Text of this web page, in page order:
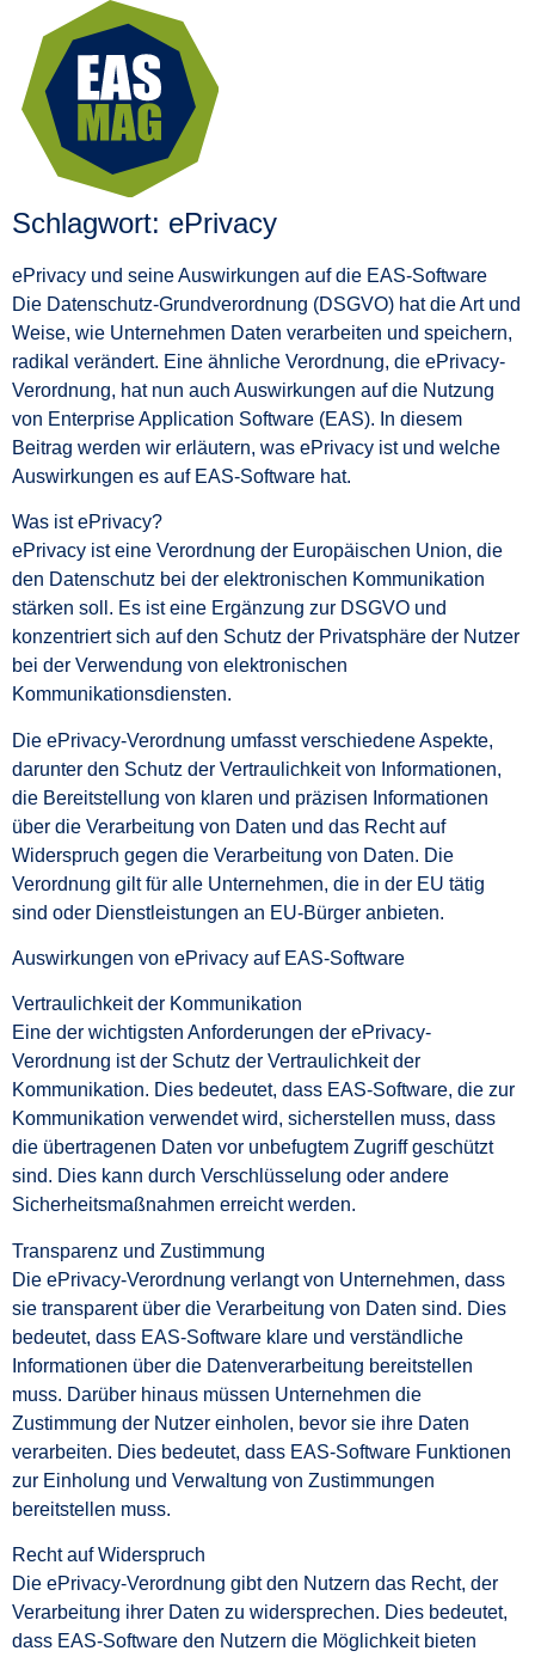
Schlagwort: ePrivacy
ePrivacy und seine Auswirkungen auf die EAS-Software
Die Datenschutz-Grundverordnung (DSGVO) hat die Art und
Weise, wie Unternehmen Daten verarbeiten und speichern,
radikal verändert. Eine ähnliche Verordnung, die ePrivacy-
Verordnung, hat nun auch Auswirkungen auf die Nutzung
von Enterprise Application Software (EAS). In diesem
Beitrag werden wir erläutern, was ePrivacy ist und welche
Auswirkungen es auf EAS-Software hat.
Was ist ePrivacy?
ePrivacy ist eine Verordnung der Europäischen Union, die
den Datenschutz bei der elektronischen Kommunikation
stärken soll. Es ist eine Ergänzung zur DSGVO und
konzentriert sich auf den Schutz der Privatsphäre der Nutzer
bei der Verwendung von elektronischen
Kommunikationsdiensten.
Die ePrivacy-Verordnung umfasst verschiedene Aspekte,
darunter den Schutz der Vertraulichkeit von Informationen,
die Bereitstellung von klaren und präzisen Informationen
über die Verarbeitung von Daten und das Recht auf
Widerspruch gegen die Verarbeitung von Daten. Die
Verordnung gilt für alle Unternehmen, die in der EU tätig
sind oder Dienstleistungen an EU-Bürger anbieten.
Auswirkungen von ePrivacy auf EAS-Software
Vertraulichkeit der Kommunikation
Eine der wichtigsten Anforderungen der ePrivacy-
Verordnung ist der Schutz der Vertraulichkeit der
Kommunikation. Dies bedeutet, dass EAS-Software, die zur
Kommunikation verwendet wird, sicherstellen muss, dass
die übertragenen Daten vor unbefugtem Zugriff geschützt
sind. Dies kann durch Verschlüsselung oder andere
Sicherheitsmaßnahmen erreicht werden.
Transparenz und Zustimmung
Die ePrivacy-Verordnung verlangt von Unternehmen, dass
sie transparent über die Verarbeitung von Daten sind. Dies
bedeutet, dass EAS-Software klare und verständliche
Informationen über die Datenverarbeitung bereitstellen
muss. Darüber hinaus müssen Unternehmen die
Zustimmung der Nutzer einholen, bevor sie ihre Daten
verarbeiten. Dies bedeutet, dass EAS-Software Funktionen
zur Einholung und Verwaltung von Zustimmungen
bereitstellen muss.
Recht auf Widerspruch
Die ePrivacy-Verordnung gibt den Nutzern das Recht, der
Verarbeitung ihrer Daten zu widersprechen. Dies bedeutet,
dass EAS-Software den Nutzern die Möglichkeit bieten